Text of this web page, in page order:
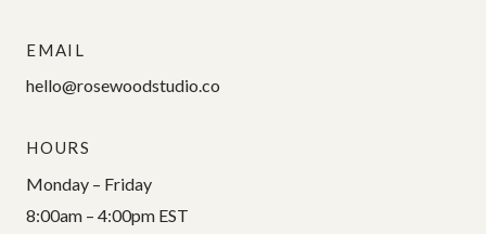
EMAIL
hello@rosewoodstudio.co
HOURS
Monday – Friday
8:00am – 4:00pm EST